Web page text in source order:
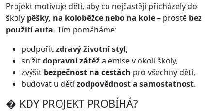
Projekt motivuje děti, aby co nejčastěji přicházely do
školy pěšky, na koloběžce nebo na kole– prostě bez
použití auta. Tím pomáháme:
podpořitzdravý životní styl,
snížitdopravní zátěža emise v okolí školy,
zvýšit bezpečnost na cestách pro všechny děti,
budovat u dětízodpovědnost a samostatnost.
� KDY PROJEKT PROBÍHÁ?